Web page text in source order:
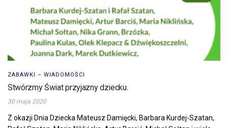
ZABAWKI – WIADOMOŚCI
Stwórzmy Świat przyjazny dziecku.
30 maja 2020
Z okazji Dnia Dziecka Mateusz Damięcki, Barbara Kurdej-Szatan,